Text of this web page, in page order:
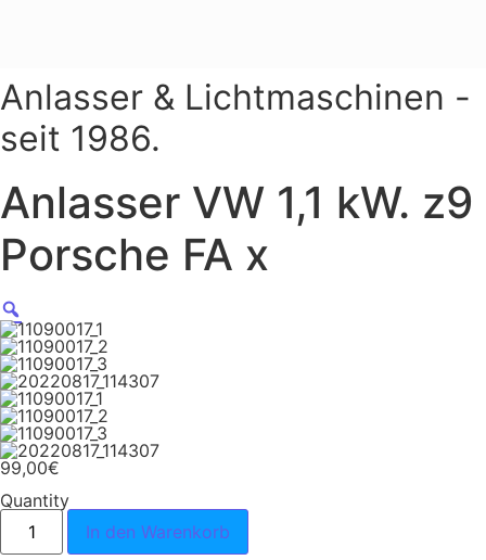
Anlasser & Lichtmaschinen -
seit 1986.
Anlasser VW 1,1 kW. z9
Porsche FA x
99,00€
Quantity
Anlasser VW 1,1 kW. z9 Porsche FA x Menge
In den Warenkorb